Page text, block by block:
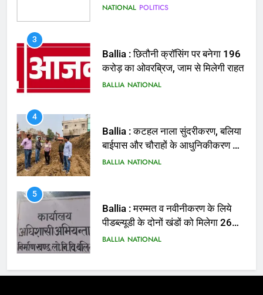
BALLIA NATIONAL
4
Ballia : कटहल नाला सुंदरीकरण, बलिया
बाईपास और चौराहों के आधुनिकीकरण की
तैयारी तेज
BALLIA NATIONAL
5
Ballia : मरम्मत व नवीनीकरण के लिये
पीडब्ल्यूडी के दोनों खंडों को मिलेगा 26
करोड़
BALLIA NATIONAL
6
Ballia : 110 फीट ऊंचे तिरंगे के सम्मान
में बलिया में निकला तिरंगा यात्रा
BALLIA NATIONAL
7